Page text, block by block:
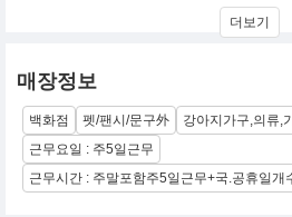
장 중요한 가치의 하나로 성장해온
도하는 디자인전문회사 입니다. 현재
일본 등 루이독을 만날 수 있는 매장들
디자인 회사가 되고자하는 루이독의 꿈
현재 세계의 주요 패션 및 애견관련 매
으며, 세계의 애견인들이라면 누구나
을 목표로 끝임없는 디자인 개발과 완
지속적으로 투자와 성장을 하는 기업이
더보기
매장정보
백화점 펫/팬시/문구外 강아지가구,의류,
근무요일 : 주5일근무
근무시간 : 주말포함주5일근무+국.공휴일개